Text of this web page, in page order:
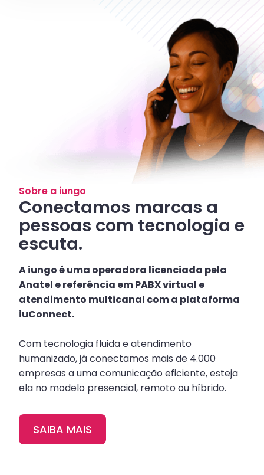
Sobre a iungo
Conectamos marcas a
pessoas com tecnologia e
escuta.
A iungo é uma operadora licenciada pela
Anatel e referência em PABX virtual e
atendimento multicanal com a plataforma
iuConnect.
Com tecnologia fluida e atendimento
humanizado, já conectamos mais de 4.000
empresas a uma comunicação eficiente, esteja
ela no modelo presencial, remoto ou híbrido.
SAIBA MAIS